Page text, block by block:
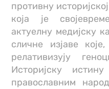
противну
која је
актуелну медијску
сличне изјаве
релативизују
Историјску
православним